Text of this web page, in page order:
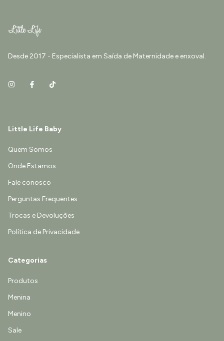
Desde 2017 - Especialista em Saída de Maternidade e enxoval.
Little Life Baby
Quem Somos
Onde Estamos
Fale conosco
Perguntas Frequentes
Trocas e Devoluções
Política de Privacidade
Categorias
Produtos
Menina
Menino
Sale